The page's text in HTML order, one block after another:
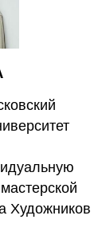
Художников